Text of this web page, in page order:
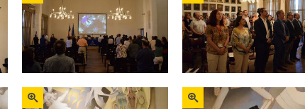
Zoom Zoom